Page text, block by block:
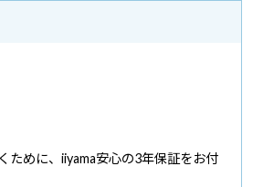
ために、iiyama安心の3年保証をお付